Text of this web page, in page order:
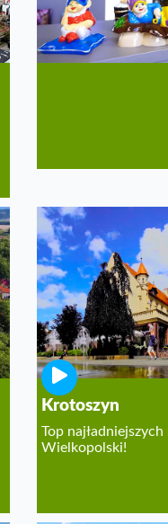
Krotoszyn
Top najładniejszych
Wielkopolski!